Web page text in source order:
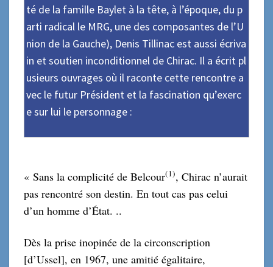
té de la famille Baylet à la tête, à l’époque, du p
arti radical le MRG, une des composantes de l’U
nion de la Gauche), Denis Tillinac est aussi écriva
in et soutien inconditionnel de Chirac. Il a écrit pl
usieurs ouvrages où il raconte cette rencontre a
vec le futur Président et la fascination qu’exerc
e sur lui le personnage :
« Sans la complicité de Belcour(1), Chirac n’aurait
pas rencontré son destin. En tout cas pas celui
d’un homme d’État. ..
Dès la prise inopinée de la circonscription
[d’Ussel], en 1967, une amitié égalitaire,